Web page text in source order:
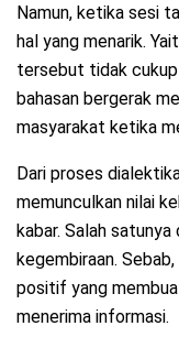
Namun, ketika sesi
hal yang menarik.
tersebut tidak cukup
bahasan bergerak
masyarakat ketika
Dari proses
memunculkan nilai
kabar. Salah
kegembiraan.
positif yang
menerima informasi.